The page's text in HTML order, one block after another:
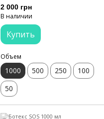
2 000 грн
В наличии
Купить
Объем
1000 500 250
100
50